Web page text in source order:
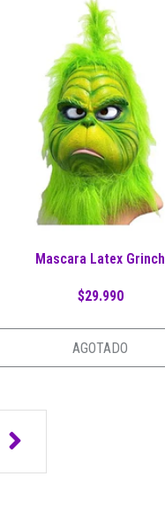
Mascara Latex Grinch
$29.990
AGOTADO